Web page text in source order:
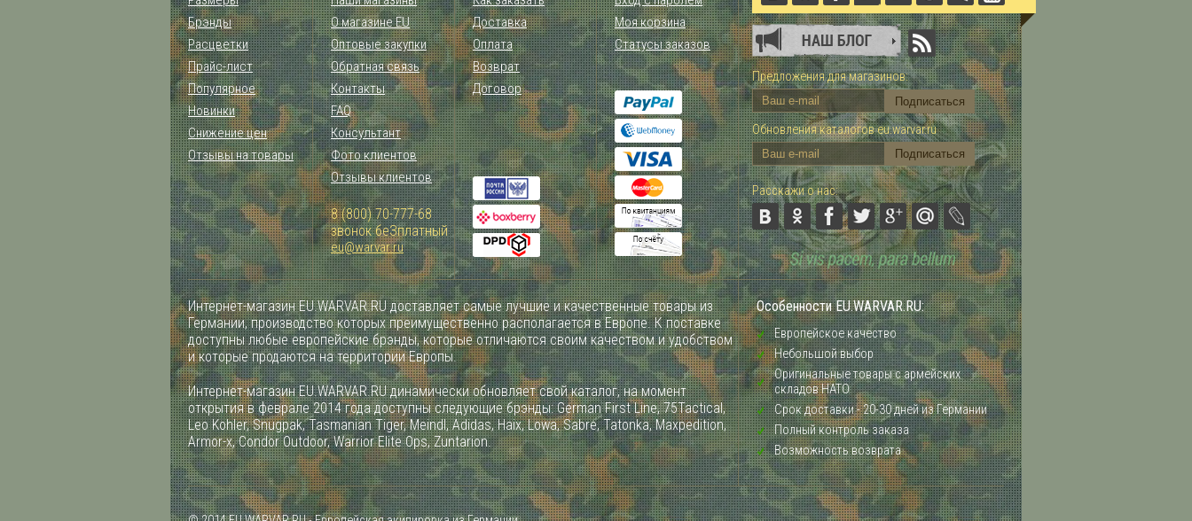
Брэнды
Расцветки
Прайс-лист
Популярное
Новинки
Снижение цен
Отзывы на товары
О магазине EU
Оптовые закупки
Обратная связь
Контакты
FAQ
Консультант
Фото клиентов
Отзывы клиентов
8 (800) 70-777-68
звонок беЗплатный
eu@warvar.ru
Доставка
Оплата
Возврат
Договор
Моя корзина
Статусы заказов
Предложения для магазинов:
Обновления каталогов eu.warvar.ru
Расскажи о нас:
Интернет-магазин EU.WARVAR.RU доставляет самые лучшие и качественные товары из
Германии, производство которых преимущественно располагается в Европе. К поставке
доступны любые европейские брэнды, которые отличаются своим качеством и удобством
и которые продаются на территории Европы.
Интернет-магазин EU.WARVAR.RU динамически обновляет свой каталог, на момент
открытия в феврале 2014 года доступны следующие брэнды: German First Line, 75Tactical,
Leo Kohler, Snugpak, Tasmanian Tiger, Meindl, Adidas, Haix, Lowa, Sabre, Tatonka, Maxpedition,
Armor-x, Condor Outdoor, Warrior Elite Ops, Zuntarion.
Особенности EU.WARVAR.RU:
Европейское качество
Небольшой выбор
Оригинальные товары с армейских
складов НАТО
Срок доставки - 20-30 дней из Германии
Полный контроль заказа
Возможность возврата